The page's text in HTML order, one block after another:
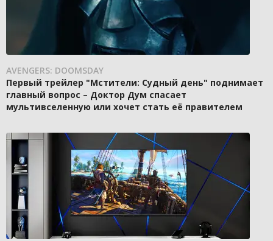
AVENGERS: DOOMSDAY
Первый трейлер "Мстители: Судный день" поднимает
главный вопрос – Доктор Дум спасает
мультивселенную или хочет стать её правителем